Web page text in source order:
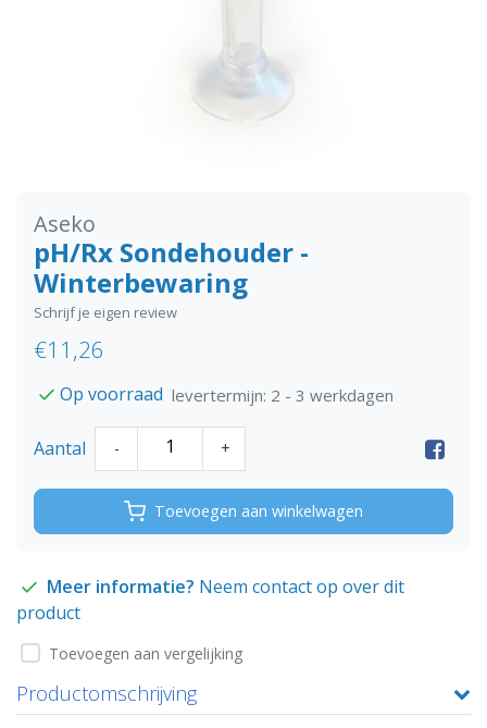
Aseko
pH/Rx Sondehouder -
Winterbewaring
Schrijf je eigen review
€11,26
Op voorraad levertermijn: 2 - 3 werkdagen
Aantal - +
Toevoegen aan winkelwagen
Meer informatie? Neem contact op over dit
product
Toevoegen aan vergelijking
Productomschrijving